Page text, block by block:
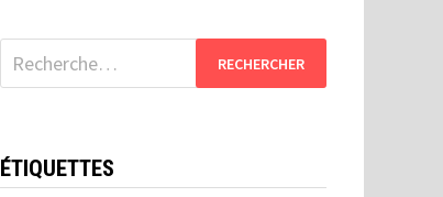
Rechercher :
ÉTIQUETTES